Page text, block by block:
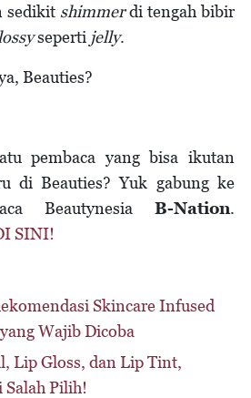
sedikit shimmerdi tengah bibir
seperti jelly.
Beauties?
pembaca yang bisa ikutan
di Beauties? Yuk gabung ke
Beautynesia B-Nation.
SINI!
Skincare Infused
Wajib Dicoba
Lip Gloss, dan Lip Tint,
Salah Pilih!